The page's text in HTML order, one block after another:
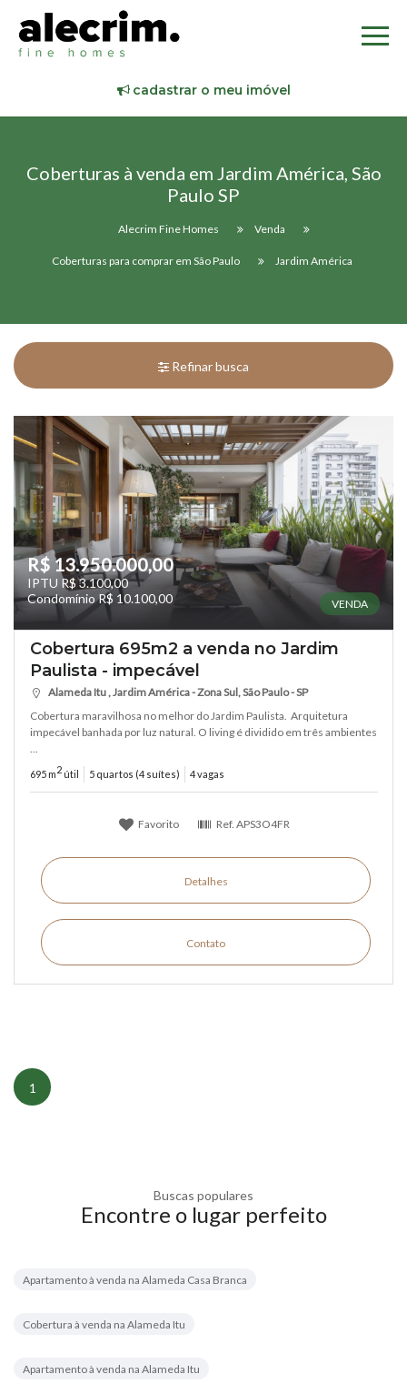
cadastrar o meu imóvel
Coberturas à venda em Jardim América, São
Paulo SP
Alecrim Fine Homes Venda
Coberturas para comprar em São Paulo Jardim América
Refinar busca
R$ 13.950.000,00
IPTU R$ 3.100,00
Condomínio R$ 10.100,00
VENDA
Cobertura 695m2 a venda no Jardim
Paulista - impecável
Alameda Itu , Jardim América - Zona Sul, São Paulo - SP
Cobertura maravilhosa no melhor do Jardim Paulista. Arquitetura
impecável banhada por luz natural. O living é dividido em três ambientes
...
695 m2 útil 5 quartos (4 suítes) 4 vagas
Favorito Ref. APS3O4FR
Detalhes
Contato
1
Buscas populares
Encontre o lugar perfeito
Apartamento à venda na Alameda Casa Branca
Cobertura à venda na Alameda Itu
Apartamento à venda na Alameda Itu